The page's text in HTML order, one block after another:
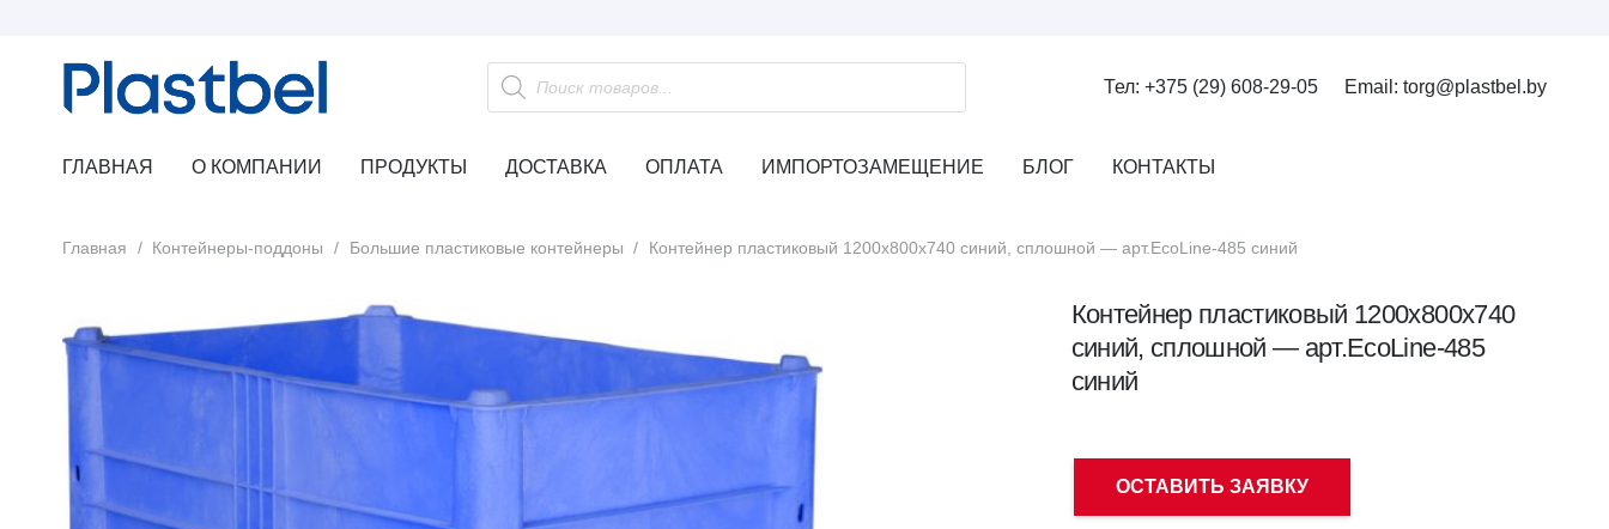
Поиск
товаров
Тел: +375 (29) 608-29-05 Email: torg@plastbel.by
ГЛАВНАЯ О КОМПАНИИ ПРОДУКТЫ ДОСТАВКА ОПЛАТА ИМПОРТОЗАМЕЩЕНИЕ БЛОГ КОНТАКТЫ
Главная / Контейнеры-поддоны / Большие пластиковые контейнеры / Контейнер пластиковый 1200х800х740 синий, сплошной — арт.EcoLine-485 синий
Контейнер пластиковый 1200х800х740
синий, сплошной — арт.EcoLine-485
синий
ОСТАВИТЬ ЗАЯВКУ